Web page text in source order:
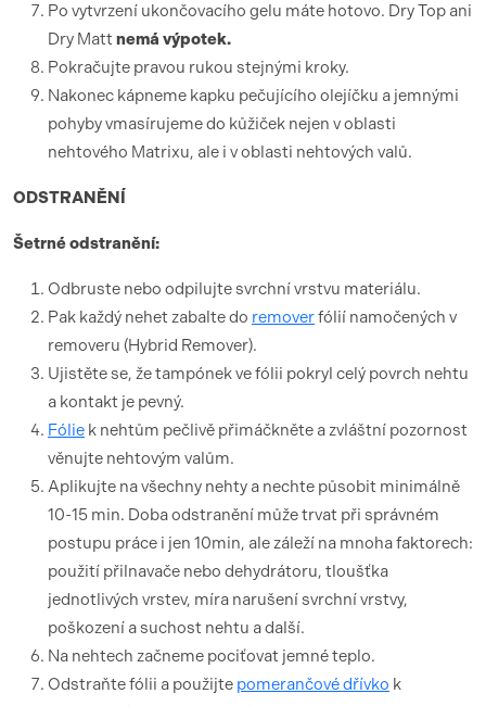
Po vytvrzení ukončovacího gelu máte hotovo. Dry Top ani
Dry Mattnemá výpotek.
Pokračujte pravou rukou stejnými kroky.
Nakonec kápneme kapku pečujícího olejíčku a jemnými
pohyby vmasírujeme do kůžiček nejen v oblasti
nehtového Matrixu, ale i v oblasti nehtových valů.
ODSTRANĚNÍ
Šetrné odstranění:
Odbruste nebo odpilujte svrchní vrstvu materiálu.
Pak každý nehet zabalte do removerfólií namočených v
removeru (Hybrid Remover).
Ujistěte se, že tampónek ve fólii pokryl celý povrch nehtu
a kontakt je pevný.
Fólie k nehtům pečlivě přimáčkněte a zvláštní pozornost
věnujte nehtovým valům.
Aplikujte na všechny nehty a nechte působit minimálně
10-15 min. Doba odstranění může trvat při správném
postupu práce i jen 10min, ale záleží na mnoha faktorech:
použití přilnavače nebo dehydrátoru, tloušťka
jednotlivých vrstev, míra narušení svrchní vrstvy,
poškození a suchost nehtu a další.
Na nehtech začneme pociťovat jemné teplo.
Odstraňte fólii a použijte pomerančové dřívko k